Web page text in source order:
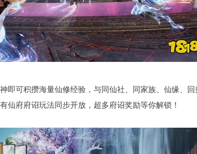
即可积攒海量仙修经验，与同仙社、同家族、仙缘、
仙府府诏玩法同步开放，超多府诏奖励等你解锁！